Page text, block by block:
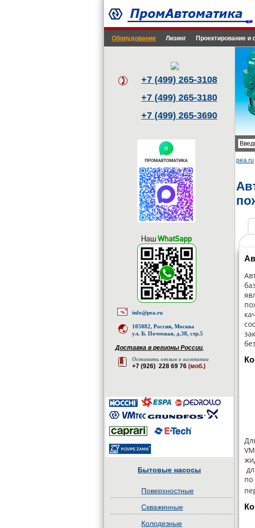
Оборудование Лизинг Проектирование и
+7 (499) 265-3108
+7 (499) 265-3180
+7 (499) 265-3690
info@pea.ru
105082, Россия, Москва
ул. Б. Почтовая, д.38, стр.5
Доставка в регионы России,
Оставить отзыв о компании
+7 (926) 228 69 76 (моб.)
Бытовые насосы
Поверхностные
Скважинные
Колодезные
pea.ru
по